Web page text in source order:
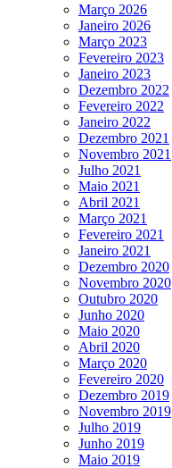
Março 2026
Janeiro 2026
Março 2023
Fevereiro 2023
Janeiro 2023
Dezembro 2022
Fevereiro 2022
Janeiro 2022
Dezembro 2021
Novembro 2021
Julho 2021
Maio 2021
Abril 2021
Março 2021
Fevereiro 2021
Janeiro 2021
Dezembro 2020
Novembro 2020
Outubro 2020
Junho 2020
Maio 2020
Abril 2020
Março 2020
Fevereiro 2020
Dezembro 2019
Novembro 2019
Julho 2019
Junho 2019
Maio 2019